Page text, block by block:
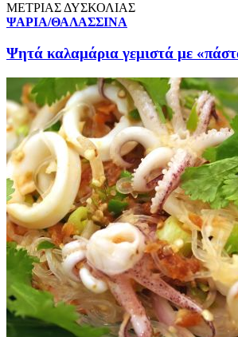
ΜΕΤΡΙΑΣ ΔΥΣΚΟΛΙΑΣ
ΨΑΡΙΑ/ΘΑΛΑΣΣΙΝΑ
Ψητά καλαμάρια γεμιστά με